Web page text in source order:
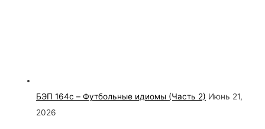
БЭП 164c – Футбольные идиомы (Часть 2) Июнь 21,
2026